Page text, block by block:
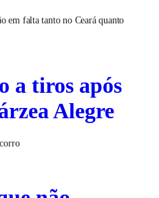
em falta tanto no Ceará quanto
a tiros após
Alegre